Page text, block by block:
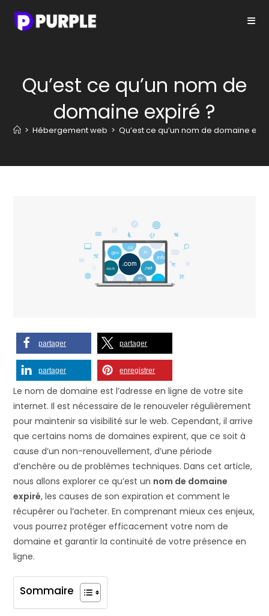
Qu’est ce qu’un nom de
domaine expiré ?
> Hébergement web > Qu’est ce qu’un nom de domaine
partager partager
partager enregistrer
Le nom de domaine est l’adresse en ligne de votre site
internet. Il est nécessaire de le renouveler régulièrement
pour maintenir sa visibilité sur le web. Cependant, il arrive
que certains noms de domaines expirent, que ce soit à
cause d’un non-renouvellement, d’une période
d’enchère ou de problèmes techniques. Dans cet article,
nous allons explorer ce qu’est un nom de domaine
expiré, les causes de son expiration et comment le
récupérer ou l’acheter. En comprenant mieux ces enjeux,
vous pourrez protéger efficacement votre nom de
domaine et garantir la continuité de votre présence en
ligne.
Sommaire